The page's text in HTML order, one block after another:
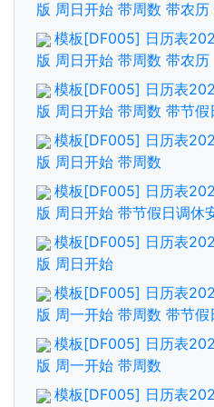
版 周日开始 带周数 带农
模板[DF005] 日历表
版 周日开始 带周数 带农历
模板[DF005] 日历表
版 周日开始 带周数 带节假
模板[DF005] 日历表
版 周日开始 带周数
模板[DF005] 日历表
版 周日开始 带节假日调休
模板[DF005] 日历表
版 周日开始
模板[DF005] 日历表
版 周一开始 带周数 带节假
模板[DF005] 日历表
版 周一开始 带周数
模板[DF005] 日历表